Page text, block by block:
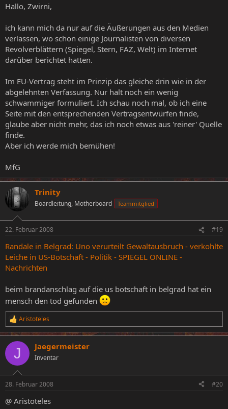
Hallo, Zwirni,
ich kann mich da nur auf die Äußerungen aus den Medien
verlassen, wo schon einige Journalisten von diversen
Revolverblättern (Spiegel, Stern, FAZ, Welt) im Internet
darüber berichtet hatten.
Im EU-Vertrag steht im Prinzip das gleiche drin wie in der
abgelehnten Verfassung. Nur halt noch ein wenig
schwammiger formuliert. Ich schau noch mal, ob ich eine
Seite mit den entsprechenden Vertragsentwürfen finde,
glaube aber nicht mehr, das ich noch etwas aus 'reiner' Quelle
finde.
Aber ich werde mich bemühen!
MfG
Trinity
Boardleitung, Motherboard Teammitglied
22. Februar 2008 #19
Randale in Belgrad: Uno verurteilt Gewaltausbruch - verkohlte
Leiche in US-Botschaft - Politik - SPIEGEL ONLINE -
Nachrichten
beim brandanschlag auf die us botschaft in belgrad hat ein
mensch den tod gefunden
R
e
a
k
i
e
:
Aristoteles
J Jaegermeister
Inventar
28. Februar 2008 #20
@ Aristoteles